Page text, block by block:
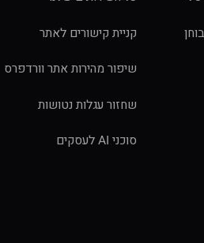
קניית קישורים לאתר
שיפור מהירות אתר וורדפרס
שחזור עגלות נטושות
סוכני AI לעסקים